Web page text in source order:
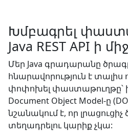
Խմբագրել
Java REST API ի
Մեր Java գրադարանը
հնարավորություն է տալիս
փոփոխել փաստաթուղթը՝
Document Object Model-ը
նշանակում է, որ
տեղադրելու կարիք չկա: